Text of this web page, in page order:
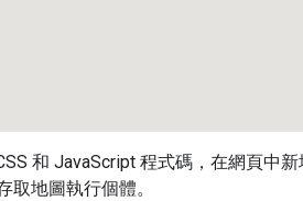
和 JavaScript 程式碼，在網頁中
取地圖執行個體。